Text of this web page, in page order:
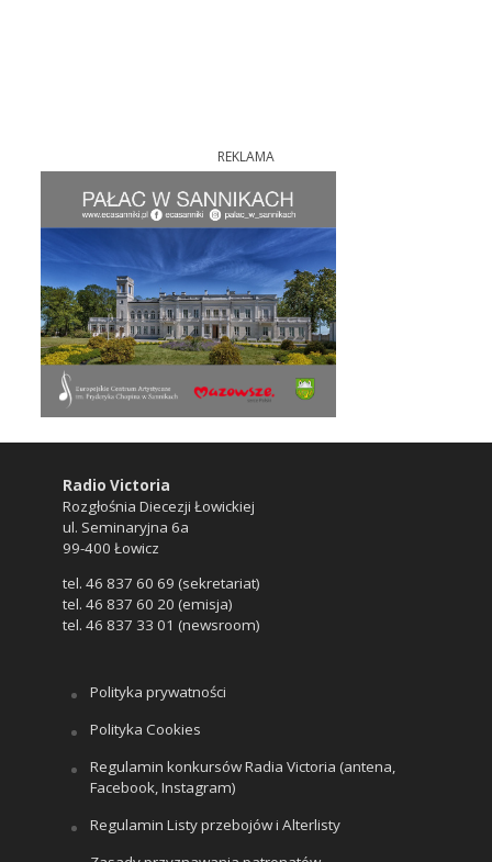
REKLAMA
Radio Victoria
Rozgłośnia Diecezji Łowickiej
ul. Seminaryjna 6a
99-400 Łowicz
tel. 46 837 60 69 (sekretariat)
tel. 46 837 60 20 (emisja)
tel. 46 837 33 01 (newsroom)
Polityka prywatności
Polityka Cookies
Regulamin konkursów Radia Victoria (antena,
Facebook, Instagram)
Regulamin Listy przebojów i Alterlisty